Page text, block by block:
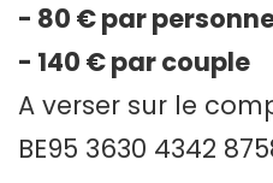
- 80 € par
- 140 € par couple
A verser sur le
BE95 3630 4342